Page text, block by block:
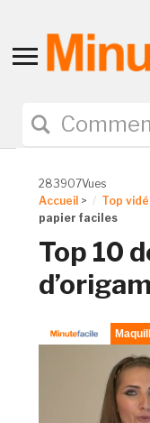
Toggle
navigation
283907Vues
Accueil > Top
papier faciles
Top 10